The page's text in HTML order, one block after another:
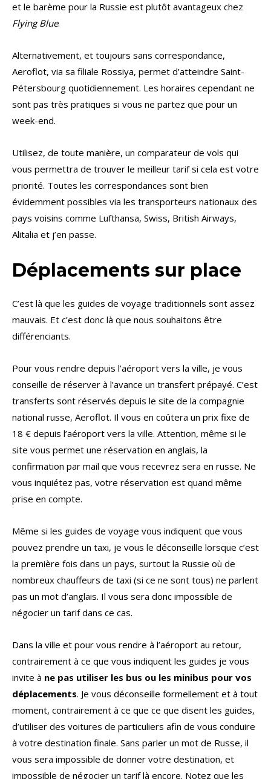
et le barème pour la Russie est plutôt avantageux chez
Flying Blue.
Alternativement, et toujours sans correspondance,
Aeroflot, via sa filiale Rossiya, permet d’atteindre Saint-
Pétersbourg quotidiennement. Les horaires cependant ne
sont pas très pratiques si vous ne partez que pour un
week-end.
Utilisez, de toute manière, un comparateur de vols qui
vous permettra de trouver le meilleur tarif si cela est votre
priorité. Toutes les correspondances sont bien
évidemment possibles via les transporteurs nationaux des
pays voisins comme Lufthansa, Swiss, British Airways,
Alitalia et j’en passe.
Déplacements sur place
C’est là que les guides de voyage traditionnels sont assez
mauvais. Et c’est donc là que nous souhaitons être
différenciants.
Pour vous rendre depuis l’aéroport vers la ville, je vous
conseille de réserver à l’avance un transfert prépayé. C’est
transferts sont réservés depuis le site de la compagnie
national russe, Aeroflot. Il vous en coûtera un prix fixe de
18 € depuis l’aéroport vers la ville. Attention, même si le
site vous permet une réservation en anglais, la
confirmation par mail que vous recevrez sera en russe. Ne
vous inquiétez pas, votre réservation est quand même
prise en compte.
Même si les guides de voyage vous indiquent que vous
pouvez prendre un taxi, je vous le déconseille lorsque c’est
la première fois dans un pays, surtout la Russie où de
nombreux chauffeurs de taxi (si ce ne sont tous) ne parlent
pas un mot d’anglais. Il vous sera donc impossible de
négocier un tarif dans ce cas.
Dans la ville et pour vous rendre à l’aéroport au retour,
contrairement à ce que vous indiquent les guides je vous
invite à ne pas utiliser les bus ou les minibus pour vos
déplacements. Je vous déconseille formellement et à tout
moment, contrairement à ce que ce que disent les guides,
d’utiliser des voitures de particuliers afin de vous conduire
à votre destination finale. Sans parler un mot de Russe, il
vous sera impossible de donner votre destination, et
impossible de négocier un tarif là encore. Notez que les